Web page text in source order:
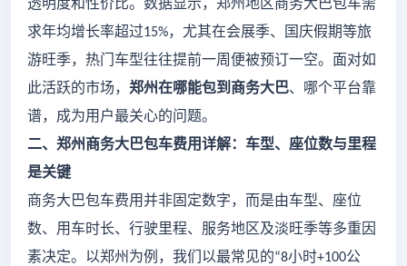
透明度和性价比。数据显示，郑州地区商务大巴包车需
求年均增长率超过15%，尤其在会展季、国庆假期等旅
游旺季，热门车型往往提前一周便被预订一空。面对如
此活跃的市场， 郑州在哪能包到商务大巴、哪个平台靠
谱，成为用户最关心的问题。
二、郑州商务大巴包车费用详解：车型、座位数与里程
是关键
商务大巴包车费用并非固定数字，而是由车型、座位
数、用车时长、行驶里程、服务地区及淡旺季等多重因
素决定。以郑州为例，我们以最常见的“8小时+100公